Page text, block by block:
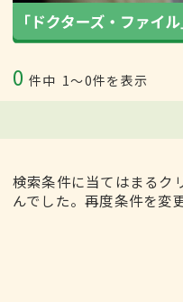
0 件中 1〜0件を表示
検索条件に当てはまるク
んでした。再度条件を変